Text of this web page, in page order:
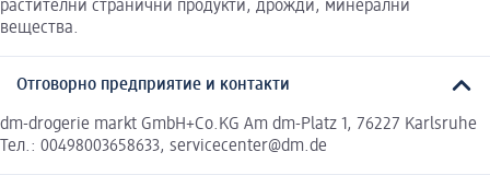
растителни странични продукти, дрожди, минерални
вещества.
Отговорно предприятие и контакти
dm-drogerie markt GmbH+Co.KG Am dm-Platz 1, 76227 Karlsruhe
Тел.: 00498003658633, servicecenter@dm.de